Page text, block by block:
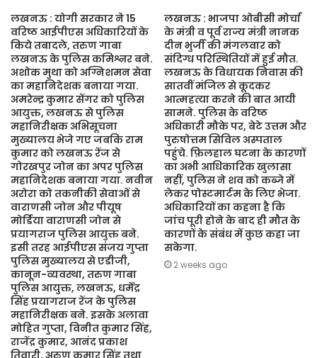
लखनऊ : योगी सरकार ने 15
वरिष्ठ आईपीएस अधिकारियों के
किये तबादले, तरुण गाबा
लखनऊ के पुलिस कमिश्नर बने.
अशोक मुथा को अग्निशमन सेवा
का महानिदेशक बनाया गया.
अमरेन्द्र कुमार सेंगर को पुलिस
आयुक्त, लखनऊ से पुलिस
महानिरीक्षक अभिसूचना
मुख्यालय भेजे गए जबकि राम
कुमार को लखनऊ रेंज से
गोरखपुर जोन का अपर पुलिस
महानिदेशक बनाया गया. नवीन
अरोरा को तकनीकी सेवाओं से
वाराणसी जोन और पीयूष
मोर्डिया वाराणसी जोन से
प्रयागराज पुलिस आयुक्त बने.
इसी तरह आईपीएस संजय गुप्ता
पुलिस मुख्यालय से एडीजी,
कानून-व्यवस्था, तरुण गाबा
पुलिस आयुक्त, लखनऊ, धर्मेंद्र
सिंह प्रयागराज रेंज के पुलिस
महानिरीक्षक बने. इसके अलावा
मोहित गुप्ता, विनीत कुमार सिंह,
राजेंद्र कुमार, आनंद प्रकाश
तिवारी, अरुण कुमार सिंह तथा
लखनऊ : भाजपा ओबीसी मोर्चा
के मंत्री व पूर्व राज्य मंत्री नानक
दीन भुर्जी की मंगलवार को
संदिग्ध परिस्थितियों में हुई मौत.
लखनऊ के विधायक निवास की
सातवीं मंजिल से कूदकर
आत्महत्या करने की बात आयी
सामने. पुलिस के वरिष्ठ
अधिकारी मौके पर, बेटे उत्तम और
पुरुषोत्तम सिविल अस्पताल
पहुंचे. फ़िलहाल घटना के कारणों
का अभी आधिकारिक खुलासा
नहीं, पुलिस ने शव को कब्जे में
लेकर पोस्टमार्टम के लिए भेजा.
अधिकारियों का कहना है कि
जांच पूरी होने के बाद ही मौत के
कारणों के संबंध में कुछ कहा जा
सकेगा.
2 weeks ago